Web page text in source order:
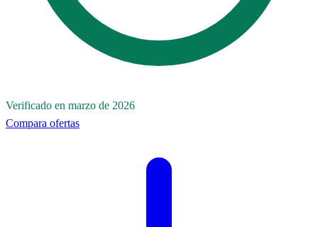
Verificado en marzo de 2026
Compara ofertas